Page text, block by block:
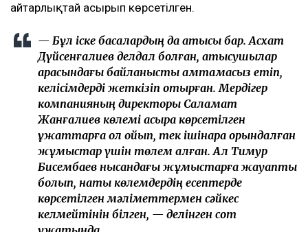
айтарлықтай асырып көрсетілген.
— Бұл іске басқалардың да қатысы бар. Асхат
Дүйсенғалиев делдал болған, қатысушылар
арасындағы байланысты қамтамасыз етіп,
келісімдерді жеткізіп отырған. Мердігер
компанияның директоры Саламат
Жанғалиев көлемі асыра көрсетілген
құжаттарға қол қойып, тек ішінара орындалған
жұмыстар үшін төлем алған. Ал Тимур
Бисембаев нысандағы жұмыстарға жауапты
болып, нақты көлемдердің есептерде
көрсетілген мәліметтермен сәйкес
келмейтінін білген, — делінген сот